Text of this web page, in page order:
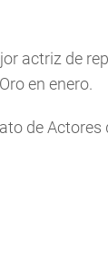
actriz de
en enero.
de Actores